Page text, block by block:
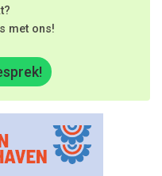
met ons!